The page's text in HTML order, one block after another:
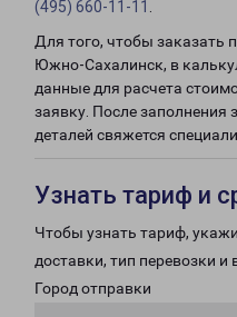
(495) 660-11-11
Для того, чтобы заказать
Южно-Сахалинск, в
данные для расчета
заявку. После заполнения
деталей свяжется
Узнать тариф и
Чтобы узнать тариф,
доставки, тип перевозки и
Город отправки